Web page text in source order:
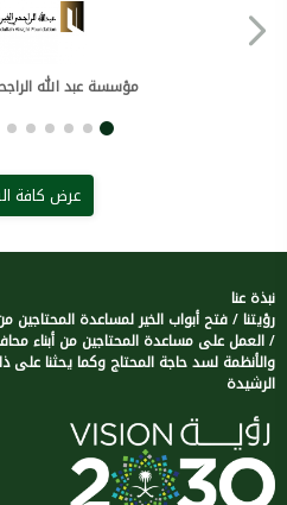
مؤسسة عبد الله
عرض كافة
نبذة عنا
رؤيتنا / فتح أبواب الخير لمساعدة المحتاجين
/ العمل على مساعدة المحتاجين من أبناء
والأنظمة لسد حاجة المحتاج وكما يحثنا على
الرشيدة